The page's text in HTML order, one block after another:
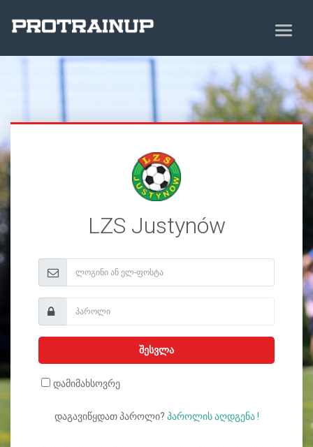
LZS Justynów
შესვლა
დამიმახსოვრე
დაგავიწყდათ პაროლი? პაროლის აღდგენა !